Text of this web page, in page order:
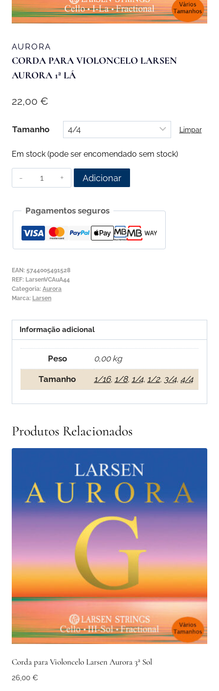
AURORA
CORDA PARA VIOLONCELO LARSEN
AURORA 1ª LÁ
22,00 €
Tamanho Limpar
Em stock (pode ser encomendado sem stock)
Quantidade
de
para
Violoncelo
Larsen
1ª
Lá
Adicionar
Pagamentos seguros
EAN: 5744005491528
REF: LarsenVCAuA44
Categoria: Aurora
Marca: Larsen
Informação adicional
Peso 0,00 kg
Tamanho 1/16, 1/8, 1/4, 1/2, 3/4, 4/4
Produtos Relacionados
Corda para Violoncelo Larsen Aurora 3ª Sol
26,00 €